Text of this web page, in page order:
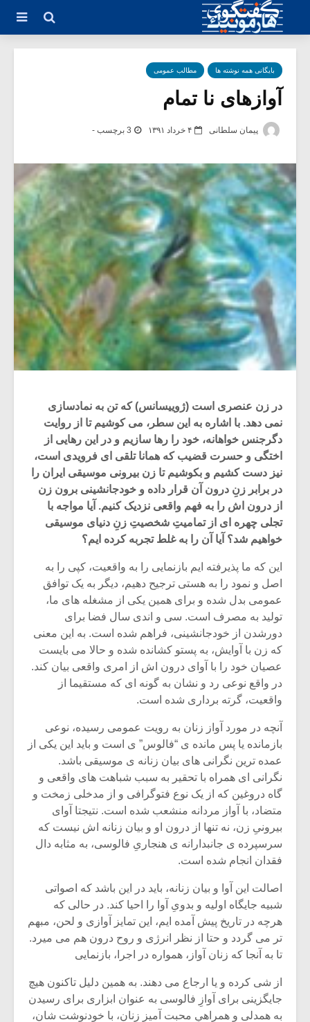
بایگانی همه نوشته ها مطالب عمومی
آوازهای نا تمام
پیمان سلطانی ۴ خرداد ۱۳۹۱ 3 برچسب -
در زن عنصری است (ژوییسانس) که تن به نمادسازی
نمی دهد. با اشاره به این سطر، می کوشیم تا از روایت
دگرجنس خواهانه، خود را رها سازیم و در این رهایی از
اختگی و حسرت قضیب که همانا تلقی ای فرویدی است،
نیز دست کشیم و بکوشیم تا زن بیرونی موسیقی ایران را
در برابر زنِ درون آن قرار داده و خودجانشینی برون زن
از درون اش را به فهم واقعی نزدیک کنیم. آیا مواجه با
تجلی چهره ای از تمامیتِ شخصیتِ زنِ دنیای موسیقی
خواهیم شد؟ آیا آن را به غلط تجربه کرده ایم؟
این که ما پذیرفته ایم بازنمایی را به واقعیت، کپی را به
اصل و نمود را به هستی ترجیح دهیم، دیگر به یک توافق
عمومی بدل شده و برای همین یکی از مشغله های ما،
تولید به مصرف است. سی و اندی سال فضا برای
دورشدن از خودجانشینی، فراهم شده است. به این معنی
که زن با آوایش، به پستو کشانده شده و حالا می بایست
عصیان خود را با آوای درون اش از امری واقعی بیان کند.
در واقع نوعی رد و نشان به گونه ای که مستقیما از
واقعیت، گرته برداری شده است.
آنچه در مورد آواز زنان به رویت عمومی رسیده، نوعی
بازمانده یا پس مانده ی “فالوس” ی است و باید این یکی از
عمده ترین نگرانی های بیان زنانه ی موسیقی باشد.
نگرانی ای همراه با تحقیر به سبب شباهت های واقعی و
گاه دروغین که از یک نوع فتوگرافی و از مدخلی زمخت و
متضاد، با آواز مردانه منشعب شده است. نتیجتا آوای
بیرونیِ زن، نه تنها از درون او و بیان زنانه اش نیست که
سرسپرده ی جانبدارانه ی هنجاریِ فالوسی، به مثابه دال
فقدان انجام شده است.
اصالت این آوا و بیان زنانه، باید در این باشد که اصواتی
شبیه جایگاه اولیه و بدویِ آوا را احیا کند. در حالی که
هرچه در تاریخ پیش آمده ایم، این تمایز آوازی و لحن، مبهم
تر می گردد و حتا از نظر انرژی و روح درون هم می میرد.
تا به آنجا که زنان آواز، همواره در اجرا، بازنمایی
از شی کرده و یا ارجاع می دهند. به همین دلیل تاکنون هیچ
جایگزینی برای آوازِ فالوسی به عنوان ابزاری برای رسیدن
به همدلی و همراهیِ محبت آمیز زنان، با خودنوشت شان،
میکلوش روژا
یادداشتی بر موسیقی
متن فیلم «متری
شیش و نیم»
مشهورترین باشی،
بدنام ترین باش
برگزار
موسیقی